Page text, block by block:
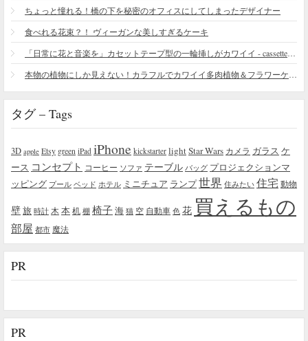
ちょっと憧れる！橋の下を秘密のオフィスにしてしまったデザイナー
食べれる花束？！ ヴィーガンな美しすぎるケーキ
タグ – Tags
3D apple Etsy green iPad iPhone kickstarter lightStar Wars カメラ ガラス ケ
ース コンセプト コーヒー ソファ テーブル バッグ プロジェクションマ
ッピング プール ベッド ホテル ミニチュア ランプ世界 住みたい 住宅 動物
壁旅 時計 木 本机 棚 椅子海 猫 空 自動車 色 花 買えるもの
部屋 都市 魔法
PR
PR